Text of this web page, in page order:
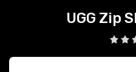
UGG Zip